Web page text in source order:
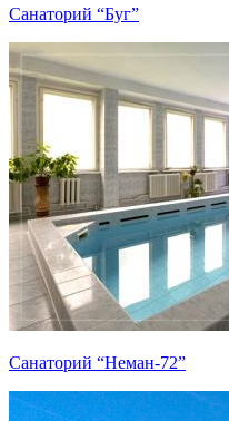
Санаторий “Буг”
Санаторий “Неман-72”